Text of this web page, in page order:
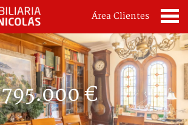
Área Clientes
795.000 €